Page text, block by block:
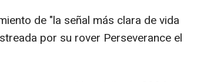
de "la señal más clara de vida
por su rover Perseverance el